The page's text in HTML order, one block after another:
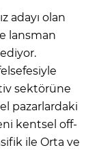
adayı olan
lansman
sektörüne
pazarlardaki
kentsel off-
ile Orta ve